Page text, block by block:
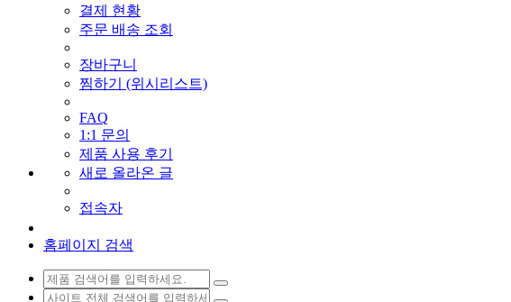
결제 현황
주문 배송 조회
장바구니
찜하기 (위시리스트)
FAQ
1:1 문의
제품 사용 후기
새로 올라온 글
접속자
홈페이지 검색